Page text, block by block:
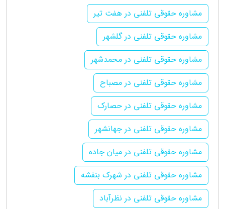
مشاوره حقوقی تلفنی در هفت تیر
مشاوره حقوقی تلفنی در گلشهر
مشاوره حقوقی تلفنی در محمدشهر
مشاوره حقوقی تلفنی در مصباح
مشاوره حقوقی تلفنی در حصارک
مشاوره حقوقی تلفنی در جهانشهر
مشاوره حقوقی تلفنی در میان جاده
مشاوره حقوقی تلفنی در شهرک بنفشه
مشاوره حقوقی تلفنی در نظرآباد